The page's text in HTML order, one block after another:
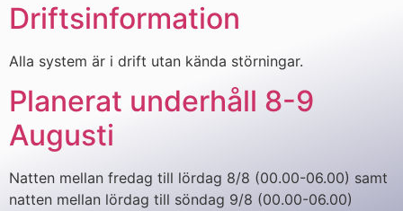
Driftsinformation
Alla system är i drift utan kända störningar.
Planerat underhåll 8-9
Augusti
Natten mellan fredag till lördag 8/8 (00.00-06.00) samt
natten mellan lördag till söndag 9/8 (00.00-06.00)